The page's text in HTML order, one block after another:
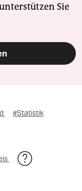
Sie
#Statistik